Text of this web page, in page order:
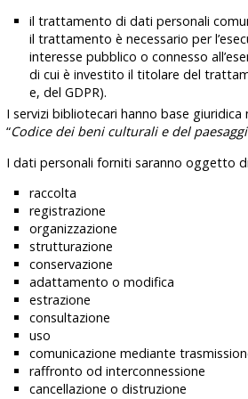
il trattamento di dati personali
il trattamento è necessario per
interesse pubblico o connesso
di cui è investito il titolare del
e, del GDPR).
I servizi bibliotecari hanno base giuridica
“Codice dei beni culturali e del
I dati personali forniti sarannooggetto
raccolta
registrazione
organizzazione
strutturazione
conservazione
adattamento o modifica
estrazione
consultazione
uso
comunicazione mediante
raffronto od interconnessione
cancellazione o distruzione